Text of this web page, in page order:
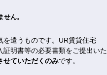
ん。
遣うものです。UR賃貸住宅
明書等の必要書類をご提出いた
せていただくのみです。